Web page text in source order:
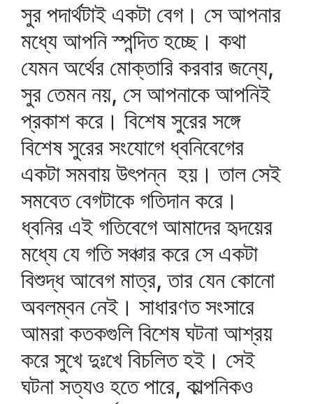
সুর পদার্থটাই একটা বেগ। সে আপনার
মধ্যে আপনি স্পন্দিত হচ্ছে। কথা
যেমন অর্থের মোক্তারি করবার জন্যে,
সুর তেমন নয়, সে আপনাকে আপনিই
প্রকাশ করে। বিশেষ সুরের সঙ্গে
বিশেষ সুরের সংযোগে ধ্বনিবেগের
একটা সমবায় উৎপন্ন হয়। তাল সেই
সমবেত বেগটাকে গতিদান করে।
ধ্বনির এই গতিবেগে আমাদের হৃদয়ের
মধ্যে যে গতি সঞ্চার করে সে একটা
বিশুদ্ধ আবেগ মাত্র, তার যেন কোনো
অবলম্বন নেই। সাধারণত সংসারে
আমরা কতকগুলি বিশেষ ঘটনা আশ্রয়
করে সুখে দুঃখে বিচলিত হই। সেই
ঘটনা সত্যও হতে পারে, কাল্পনিকও